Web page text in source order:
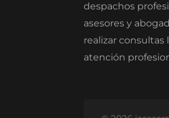
despachos
asesores y
realizar consultas
atención